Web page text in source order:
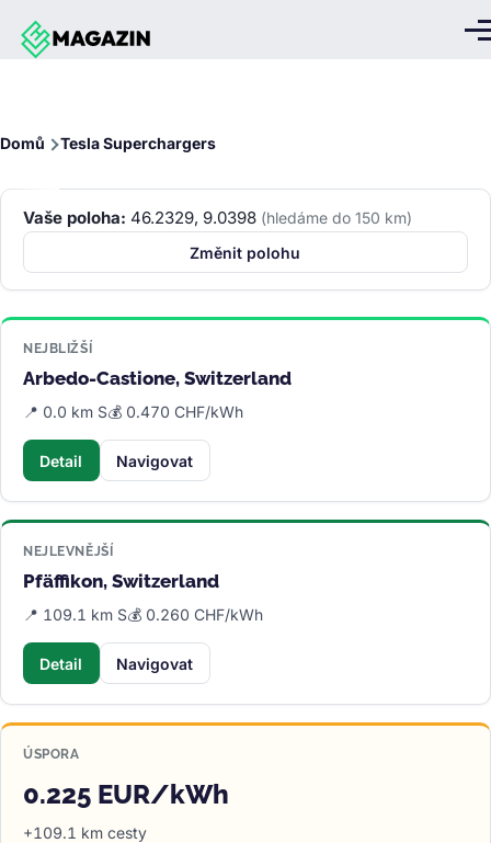
Přejít k hlavnímu obsahu
Domů Tesla Superchargers
Vaše poloha: 46.2329, 9.0398 (hledáme do 150 km)
Změnit polohu
NEJBLIŽŠÍ
Arbedo-Castione, Switzerland
📍 0.0 km S💰 0.470 CHF/kWh
Detail Navigovat
NEJLEVNĚJŠÍ
Pfäffikon, Switzerland
📍 109.1 km S💰 0.260 CHF/kWh
Detail Navigovat
ÚSPORA
0.225 EUR/kWh
+109.1 km cesty